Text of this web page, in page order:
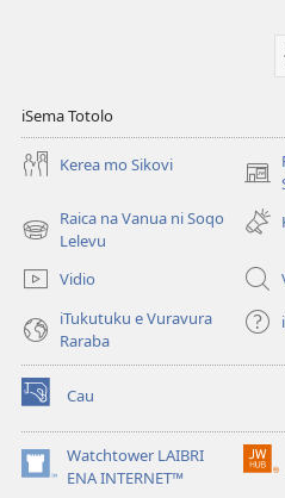
iSema Totolo
Kerea mo Sikovi
new
Raica na Vanua ni Soqo
Lelevu
(opens
window)
Vidio
iTukutuku e Vuravura
Raraba
Cau
(opens
new
window)Watchtower LAIBRI
ENA INTERNET™
(opens